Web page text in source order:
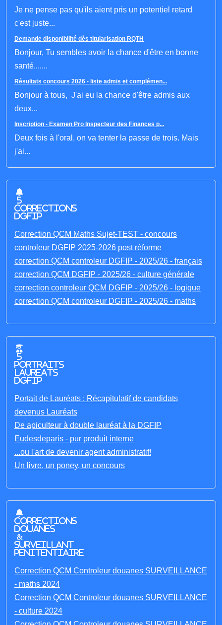
Je ne pense pas qu'ils aient pris un potentiel retard
c'est juste...
Demande disponibilité dès titularisation RQTH
Bonjour, Tu sembles avoir la chance d'être en bonne
santé.......
Résultats concours 2026 - liste admis et complémen...
Bonjour à tous, J'ai eu la chance d'être admis aux
deux...
Inscription - Examen Pro Inspecteur des Finances p...
Deux fois à l'oral, on va tenter la passe de trois. Mais
j'ai...
5
corrections
DGFIP
Correction QCM Maths Sujet-TEST - concours
controleur DGFIP 2025-2026 post réforme
correction QCM controleur DGFIP - 2025/26 - français
correction QCM DGFIP - 2025/26 - culture générale
correction controleur QCM DGFIP - 2025/26 - logique
correction QCM controleur DGFIP - 2025/26 - maths
5
portraits
laureats
DGFIP
Portait de Lauréats : Récapitulatif de candidats
devenus Lauréats
De apiculteur à double lauréat à la DGFIP
Eudesdeparis - pur produit interne
...ou l'art de devenir agent administratif!
Un livre, un poney, un concours
Corrections
Douanes
&
Surveillant
penitentiaire
Correction QCM Controleur douanes SURVEILLANCE
- maths 2024
Correction QCM Controleur douanes SURVEILLANCE
- culture 2024